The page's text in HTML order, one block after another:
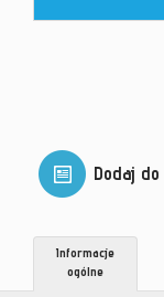
Dodaj
Informacje
ogólne